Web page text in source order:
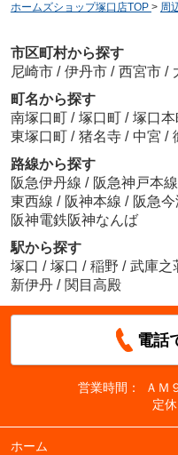
ホームズショップ塚口店TOP > 周
市区町村から探す
尼崎市 / 伊丹市 / 西宮市 /
町名から探す
南塚口町 / 塚口町 / 塚口本
東塚口町 / 猪名寺 / 中宮 /
路線から探す
阪急伊丹線 / 阪急神戸本線
東西線 / 阪神本線 / 阪急
阪神電鉄阪神なんば
駅から探す
塚口 / 塚口 / 稲野 / 武庫之
新伊丹 / 関目高殿
電話
営業時間：
ＡＭ
定休
ホーム